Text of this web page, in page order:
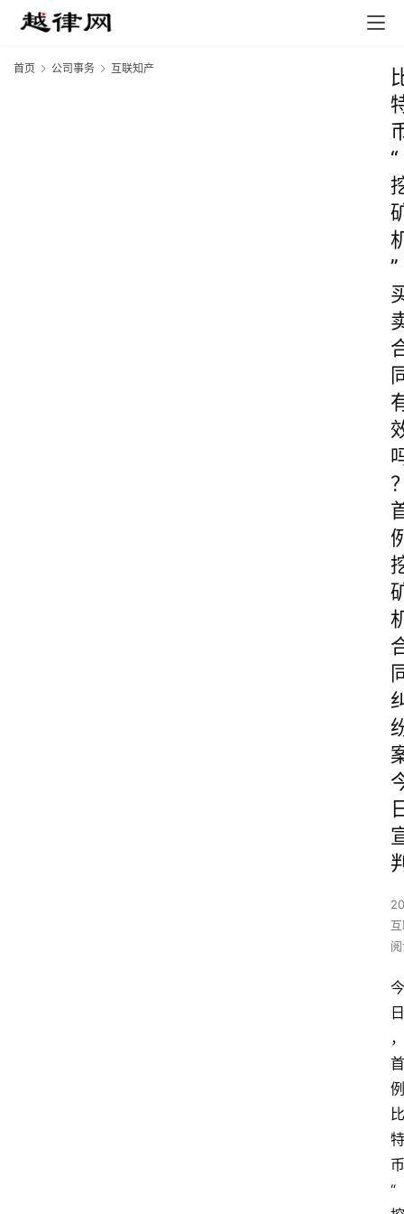
首页 公司事务 互联知产
“
”
今
日
，
首
例
比
特
币
“